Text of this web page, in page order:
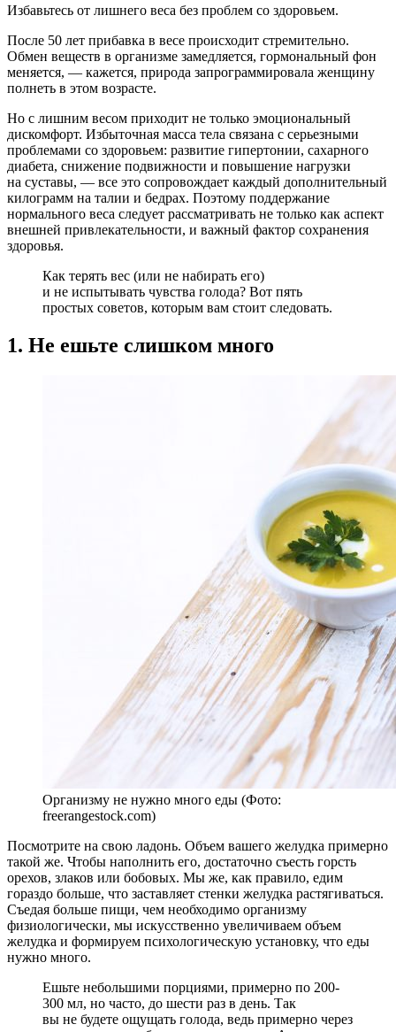
Избавьтесь от лишнего веса без проблем со здоровьем.
После 50 лет прибавка в весе происходит стремительно.
Обмен веществ в организме замедляется, гормональный фон
меняется, — кажется, природа запрограммировала женщину
полнеть в этом возрасте.
Но с лишним весом приходит не только эмоциональный
дискомфорт. Избыточная масса тела связана с серьезными
проблемами со здоровьем: развитие гипертонии, сахарного
диабета, снижение подвижности и повышение нагрузки
на суставы, — все это сопровождает каждый дополнительный
килограмм на талии и бедрах. Поэтому поддержание
нормального веса следует рассматривать не только как аспект
внешней привлекательности, и важный фактор сохранения
здоровья.
Как терять вес (или не набирать его)
и не испытывать чувства голода? Вот пять
простых советов, которым вам стоит следовать.
1. Не ешьте слишком много
Организму не нужно много еды (Фото:
freerangestock.com)
Посмотрите на свою ладонь. Объем вашего желудка примерно
такой же. Чтобы наполнить его, достаточно съесть горсть
орехов, злаков или бобовых. Мы же, как правило, едим
гораздо больше, что заставляет стенки желудка растягиваться.
Съедая больше пищи, чем необходимо организму
физиологически, мы искусственно увеличиваем объем
желудка и формируем психологическую установку, что еды
нужно много.
Ешьте небольшими порциями, примерно по 200-
300 мл, но часто, до шести раз в день. Так
вы не будете ощущать голода, ведь примерно через